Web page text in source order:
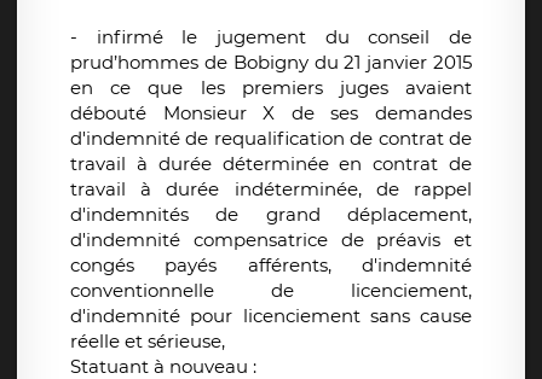
- infirmé le jugement du conseil de
prud’hommes de Bobigny du 21 janvier 2015
en ce que les premiers juges avaient
débouté Monsieur X de ses demandes
d'indemnité de requalification de contrat de
travail à durée déterminée en contrat de
travail à durée indéterminée, de rappel
d'indemnités de grand déplacement,
d'indemnité compensatrice de préavis et
congés payés afférents, d'indemnité
conventionnelle de licenciement,
d'indemnité pour licenciement sans cause
réelle et sérieuse,
Statuant à nouveau :